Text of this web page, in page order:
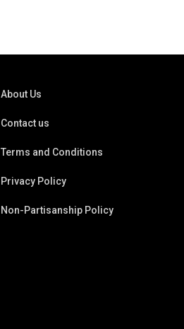
About Us
Contact us
Terms and Conditions
Privacy Policy
Non-Partisanship Policy